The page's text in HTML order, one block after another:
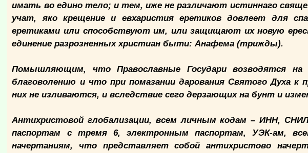
имать во едино тело; и тем, иже не различают истиннаго
учат, яко крещение и евхаристия еретиков довлеет для
еретиками или способствуют им, или защищают их новую
единение разрозненных христиан быти: Анафема (трижды).
Помышляющим, что Православные Государи возводятся
благоволению и что при помазании дарования Святого Духа к
них не изливаются, и вследствие сего дерзающих на бунт и
Антихристовой глобализации, всем личным кодам – ИНН,
паспортам с тремя 6, электронным паспортам, УЭК-ам,
начертаниям, что представляет собой антихристово